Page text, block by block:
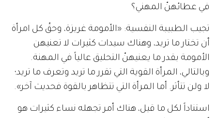
في عطائهنّ المهني؟
تجيب الطبيبة النفسية: «الأمومة غريزة، وحقّ كل امرأة
أن تختار ما تريد، وهناك سيدات كثيرات لا تعنيهن
الأمومة بقدر ما يعنيهنّ التحليق عالياً في المهنة.
وبالتالي، المرأة القوية التي تقرر ما تريد وتعرف ما تريد؛
لا ولن تتأثر. أما المرأة التي تتظاهر بالقوة فحديث آخر».
استناداً لكل ما قيل، هناك أمر تجهله نساء كثيرات هو